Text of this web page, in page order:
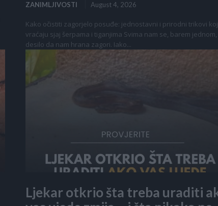
ZANIMLJIVOSTI August 4, 2026
Kako očistiti zagorjelo posuđe: jednostavni i prirodni trikovi
vraćaju sjaj šerpama i tiganjima Svima nam se, barem jednom,
desilo da nam hrana zagori. Iako...
Ljekar otkrio šta treba uraditi